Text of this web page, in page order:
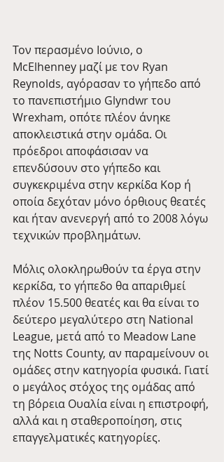
Τον περασμένο Ιούνιο, ο
McElhenney μαζί με τον Ryan
Reynolds, αγόρασαν το γήπεδο από
το πανεπιστήμιο Glyndwr του
Wrexham, οπότε πλέον άνηκε
αποκλειστικά στην ομάδα. Οι
πρόεδροι αποφάσισαν να
επενδύσουν στο γήπεδο και
συγκεκριμένα στην κερκίδα Kop ή
οποία δεχόταν μόνο όρθιους θεατές
και ήταν ανενεργή από το 2008 λόγω
τεχνικών προβλημάτων.
Μόλις ολοκληρωθούν τα έργα στην
κερκίδα, το γήπεδο θα απαριθμεί
πλέον 15.500 θεατές και θα είναι το
δεύτερο μεγαλύτερο στη National
League, μετά από το Meadow Lane
της Notts County, αν παραμείνουν οι
ομάδες στην κατηγορία φυσικά. Γιατί
ο μεγάλος στόχος της ομάδας από
τη βόρεια Ουαλία είναι η επιστροφή,
αλλά και η σταθεροποίηση, στις
επαγγελματικές κατηγορίες.